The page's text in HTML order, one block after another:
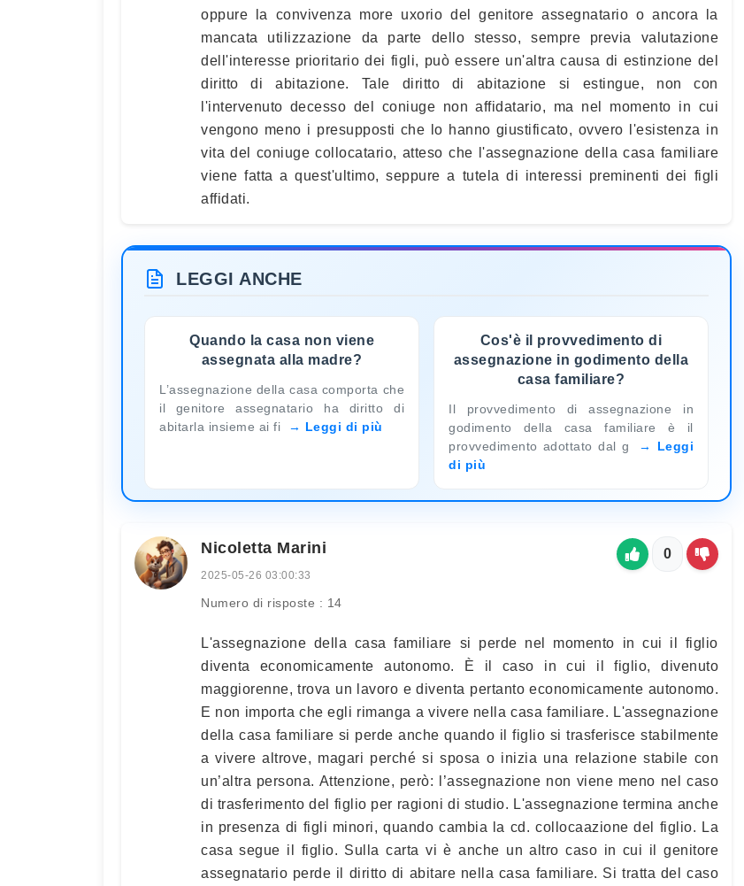
oppure la convivenza more uxorio del genitore assegnatario o ancora la
mancata utilizzazione da parte dello stesso, sempre previa valutazione
dell'interesse prioritario dei figli, può essere un'altra causa di estinzione del
diritto di abitazione. Tale diritto di abitazione si estingue, non con
l'intervenuto decesso del coniuge non affidatario, ma nel momento in cui
vengono meno i presupposti che lo hanno giustificato, ovvero l'esistenza in
vita del coniuge collocatario, atteso che l'assegnazione della casa familiare
viene fatta a quest'ultimo, seppure a tutela di interessi preminenti dei figli
affidati.
LEGGI ANCHE
Quando la casa non viene
assegnata alla madre?
L’assegnazione della casa comporta che
il genitore assegnatario ha diritto di
abitarla insieme ai fi
Leggi di più
Cos'è il provvedimento di
assegnazione in godimento della
casa familiare?
Il provvedimento di assegnazione in
godimento della casa familiare è il
provvedimento adottato dal g
Leggi
di più
Nicoletta Marini
2025-05-26 03:00:33
Numero di risposte : 14
0
L'assegnazione della casa familiare si perde nel momento in cui il figlio
diventa economicamente autonomo. È il caso in cui il figlio, divenuto
maggiorenne, trova un lavoro e diventa pertanto economicamente autonomo.
E non importa che egli rimanga a vivere nella casa familiare. L'assegnazione
della casa familiare si perde anche quando il figlio si trasferisce stabilmente
a vivere altrove, magari perché si sposa o inizia una relazione stabile con
un’altra persona. Attenzione, però: l’assegnazione non viene meno nel caso
di trasferimento del figlio per ragioni di studio. L'assegnazione termina anche
in presenza di figli minori, quando cambia la cd. collocaazione del figlio. La
casa segue il figlio. Sulla carta vi è anche un altro caso in cui il genitore
assegnatario perde il diritto di abitare nella casa familiare. Si tratta del caso